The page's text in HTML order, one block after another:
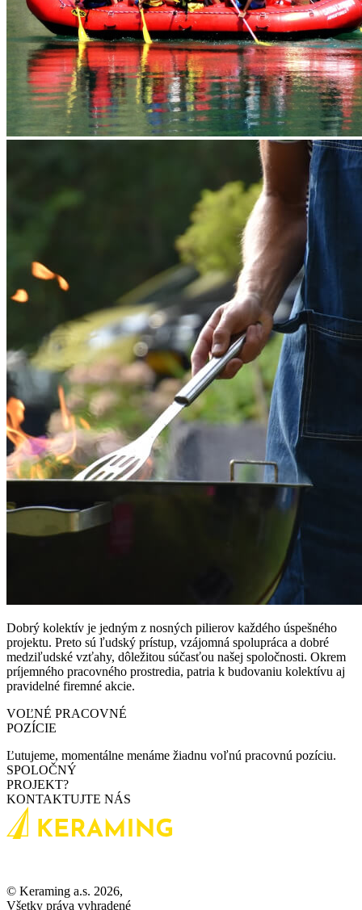
Dobrý kolektív je jedným z nosných pilierov každého úspešného
projektu. Preto sú ľudský prístup, vzájomná spolupráca a dobré
medziľudské vzťahy, dôležitou súčasťou našej spoločnosti. Okrem
príjemného pracovného prostredia, patria k budovaniu kolektívu aj
pravidelné firemné akcie.
VOĽNÉ PRACOVNÉ
POZÍCIE
Ľutujeme, momentálne menáme žiadnu voľnú pracovnú pozíciu.
SPOLOČNÝ
PROJEKT?
KONTAKTUJTE NÁS
© Keraming a.s. 2026,
Všetky práva vyhradené